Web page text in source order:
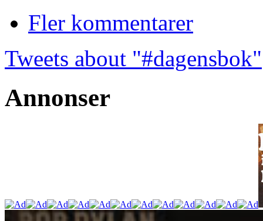
Fler kommentarer
Tweets about "#dagensbok"
Annonser